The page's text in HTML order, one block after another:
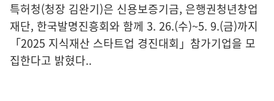
특허청(청장 김완기)은 신용보증기금, 은행권청년창업
재단, 한국발명진흥회와 함께 3. 26.(수)~5. 9.(금)까지
「2025 지식재산 스타트업 경진대회」참가기업을 모
집한다고 밝혔다..